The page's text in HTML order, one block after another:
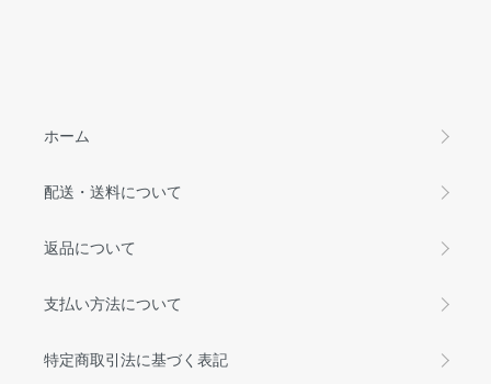
ホーム
配送・送料について
返品について
支払い方法について
特定商取引法に基づく表記